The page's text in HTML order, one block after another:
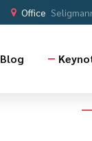
Office
Blog